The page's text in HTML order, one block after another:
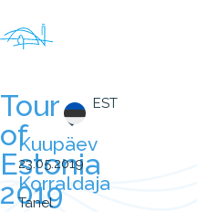
EST
Tour
of
Estonia
2019
Kuupäev
23.05.2019
Korraldaja
Tanel